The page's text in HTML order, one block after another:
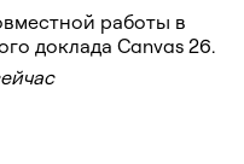
работы в
доклада Canvas 26.